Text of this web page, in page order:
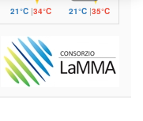
21°C |34°C 21°C |35°C